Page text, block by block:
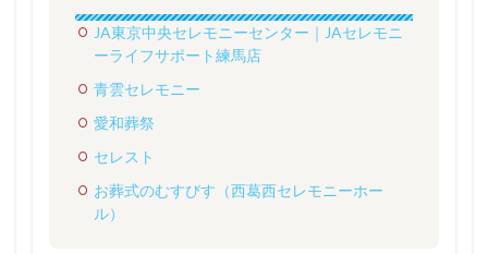
JA東京中央セレモニーセンター｜JAセレモニ
ーライフサポート練馬店
青雲セレモニー
愛和葬祭
セレスト
お葬式のむすびす（西葛西セレモニーホー
ル）